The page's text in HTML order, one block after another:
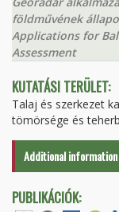
földművének
Applications for
Assessment
KUTATÁSI TERÜLET:
Talaj és szerkezet
tömörsége és
Additional information
PUBLIKÁCIÓK: